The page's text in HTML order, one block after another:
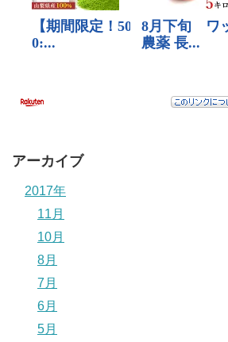
アーカイブ
2017年
11月
10月
8月
7月
6月
5月